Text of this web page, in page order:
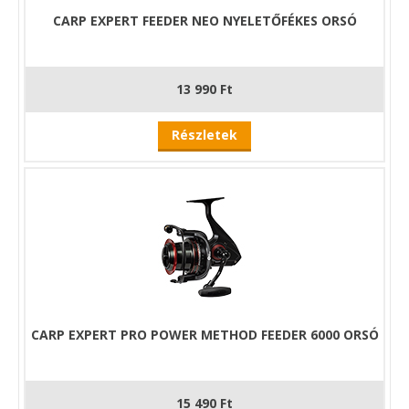
halvesztéshez vezethet. Erre az orsóra kiváló
bot keménységének függvényében.
CARP EXPERT FEEDER NEO NYELETŐFÉKES ORSÓ
13 990 Ft
Részletek
CARP EXPERT PRO POWER METHOD FEEDER 6000 ORSÓ
15 490 Ft